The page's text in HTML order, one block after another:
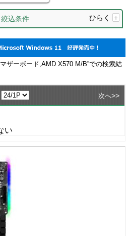
絞込条件 ひらく +
ザーボード,AMD X570 M/B”での検索結
次へ>>
い